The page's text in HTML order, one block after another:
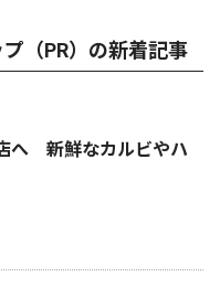
（PR）の新着記事
へ 新鮮なカルビやハ